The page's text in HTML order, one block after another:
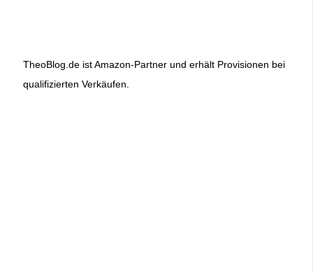
TheoBlog.de ist Amazon-Partner und erhält Provisionen bei
qualifizierten Verkäufen.